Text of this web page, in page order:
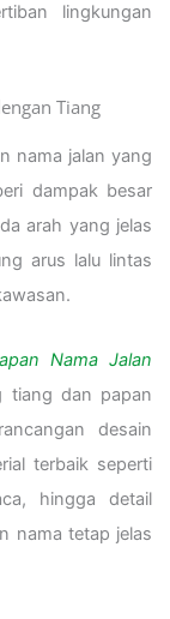
lingkungan
Tiang
nama jalan yang
dampak besar
arah yang jelas
arus lalu lintas
Nama Jalan
tiang dan papan
desain
terbaik seperti
hingga detail
nama tetap jelas